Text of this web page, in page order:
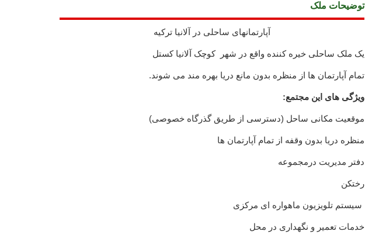
توضیحات ملک
آپارتمانهای ساحلی در آلانیا ترکیه
یک ملک ساحلی خیره کننده واقع در شهر کوچک آلانیا کستل
تمام آپارتمان ها از منظره بدون مانع دریا بهره مند می شوند.
ویژگی های این مجتمع:
موقعیت مکانی ساحل (دسترسی از طریق گذرگاه خصوصی)
منظره دریا بدون وقفه از تمام آپارتمان ها
دفتر مدیریت درمجموعه
رختکن
سیستم تلویزیون ماهواره ای مرکزی
خدمات تعمیر و نگهداری در محل